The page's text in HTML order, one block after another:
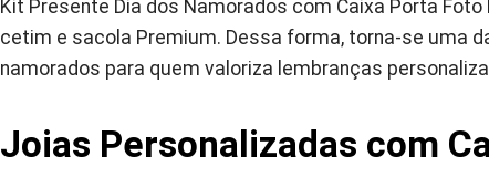
Kit Presente Dia dos Namorados com Caixa Porta
cetim e sacola Premium. Dessa forma, torna-se uma
namorados para quem valoriza lembranças
Joias Personalizadas com